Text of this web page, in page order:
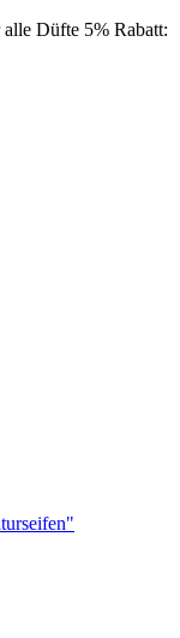
Düfte 5% Rabatt: